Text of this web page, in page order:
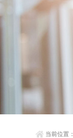
当前位置：